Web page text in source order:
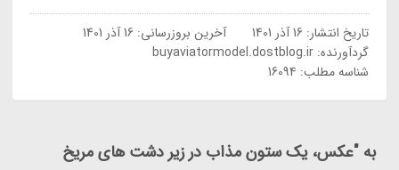
تاریخ انتشار: 16 آذر 1401 آخرین بروزرسانی: 16 آذر 1401
گردآورنده:buyaviatormodel.dostblog.ir
شناسه مطلب: 16094
به "عکس، یک ستون مذاب در زیر دشت های مریخ